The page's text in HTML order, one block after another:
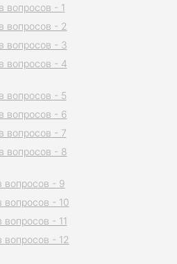
вопросов - 1
вопросов - 2
вопросов - 3
вопросов - 4
вопросов - 5
вопросов - 6
вопросов - 7
вопросов - 8
вопросов - 9
вопросов - 10
вопросов - 11
вопросов - 12